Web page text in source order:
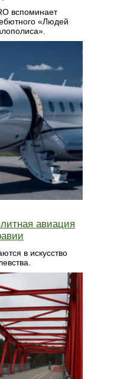
вспоминает
«Людей
авиация
в искусство